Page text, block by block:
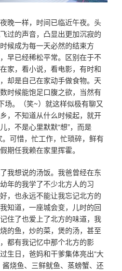
晚一样，时间已临近午夜。头
过的声音，凸显出更加沉寂的
候成为每一天必然的结束方
早已经稀松平常。区别在于不
家，看小说，看电影，有时和
却是自己在家动手做食物。天
时候能饱足口腹之欲，当然有
场。（笑~）就这样似极有聊又
，不知道从什么时候起，就开
不是心里默默“想”，而是
。可惜，忙工作，忙琐碎，鲜有
期任我赖在家里挥霍。
我想说的汤饭。我爸曾经在东
年的我学了不少北方人的习
，也永远不能让我忘记北方的
知道，一座城会变，儿时的回
住了也爱上了北方的味道，我
的鱼，炒的菜，煲的汤，甚至
都有我记忆中那个北方的影
生日，爸妈和干爹集体亮出“大
烧鱼、三鲜鱿鱼、蒸螃蟹、还